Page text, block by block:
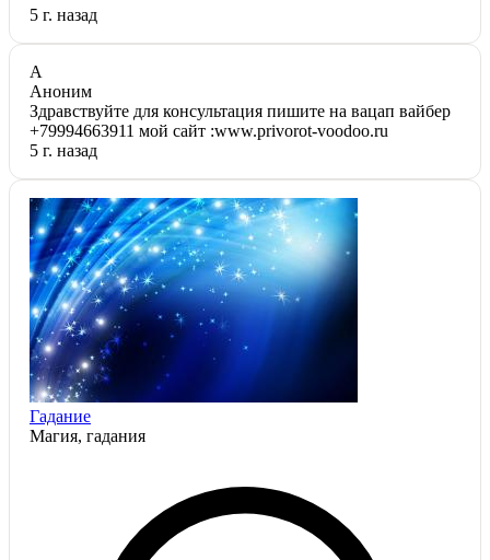
5 г. назад
А
Аноним
Здравствуйте для консультация пишите на вацап вайбер
+79994663911 мой сайт :www.privorot-voodoo.ru
5 г. назад
Гадание
Магия, гадания